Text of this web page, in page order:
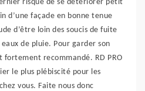
risque de se détériorer petit
d’une façade en bonne tenue
d’être loin des soucis de fuite
de pluie. Pour garder son
recommandé. RD PRO
le plus plébiscité pour les
vous. Faite nous donc